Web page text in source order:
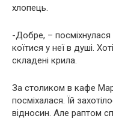
хлопець.
-Добре, –
коїтися у неї в душі.
складені крила.
За столиком в кафе
посміхалася. Їй
відносин. Але раптом